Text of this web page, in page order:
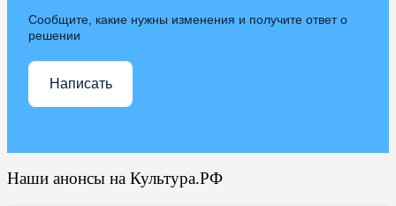
Сообщите, какие нужны изменения и получите ответ о
решении
Написать
Наши анонсы на Культура.РФ